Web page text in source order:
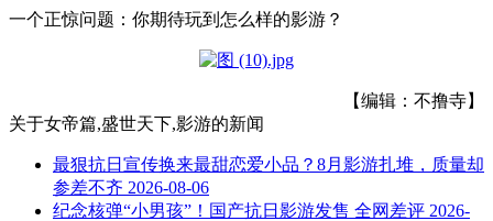
一个正惊问题：你期待玩到怎么样的影游？
【编辑：不撸寺】
关于女帝篇,盛世天下,影游的新闻
最狠抗日宣传换来最甜恋爱小品？8月影游扎堆，质量却
参差不齐 2026-08-06
纪念核弹“小男孩”！国产抗日影游发售 全网差评 2026-